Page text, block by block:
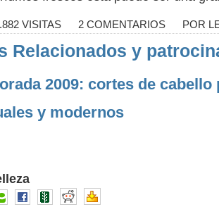
VISITAS 2 COMENTARIOS POR
Relacionados y
2009: cortes de cabello
y modernos